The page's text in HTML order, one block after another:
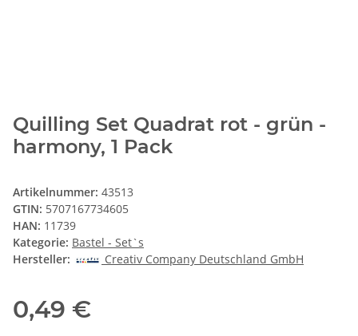
Quilling Set Quadrat rot - grün -
harmony, 1 Pack
Artikelnummer: 43513
GTIN: 5707167734605
HAN: 11739
Kategorie: Bastel - Set`s
Hersteller:
Creativ Company Deutschland GmbH
0,49 €